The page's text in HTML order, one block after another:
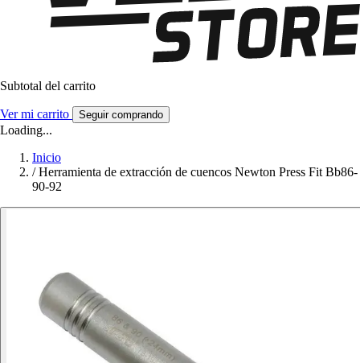
Subtotal del carrito
Ver mi carrito Seguir comprando
Loading...
Inicio
/ Herramienta de extracción de cuencos Newton Press Fit Bb86-
90-92